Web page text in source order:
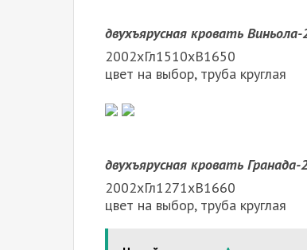
двухъярусная кровать Виньола-
2002хГл1510хВ1650
цвет на выбор, труба круглая
двухъярусная кровать Гранада-
2002хГл1271хВ1660
цвет на выбор, труба круглая